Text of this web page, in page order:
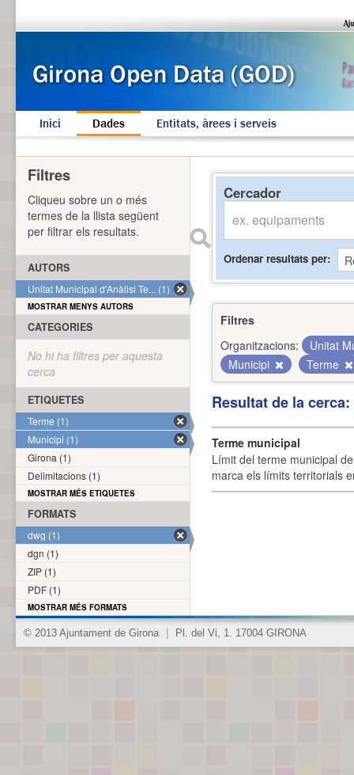
Inici Dades Entitats, àrees i serveis
Cercador
Ordenar resultats per
Filtres
Organitzacions:
Unitat
Municipi
Terme
Resultat de la
Terme municipal
Límit del terme municipal
marca els límits territorials
Filtres
Cliqueu sobre un o més
termes de la llista següent
per filtrar els resultats.
AUTORS
Unitat Municipal d'Anàlisi Te... (1)
MOSTRAR MENYS AUTORS
CATEGORIES
No hi ha filtres per aquesta
cerca
ETIQUETES
Terme (1)
Municipi (1)
Girona (1)
Delimitacions (1)
MOSTRAR MÉS ETIQUETES
FORMATS
dwg (1)
dgn (1)
ZIP (1)
PDF (1)
MOSTRAR MÉS FORMATS
© 2013 Ajuntament de Girona Pl. del Vi, 1. 17004 GIRONA